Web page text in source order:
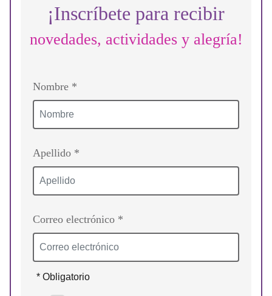
¡Inscríbete para recibir
novedades, actividades y alegría!
Nombre *
Apellido *
Correo electrónico *
* Obligatorio